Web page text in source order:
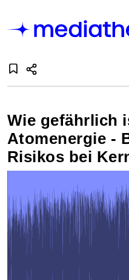
Wie gefährlich
Atomenergie -
Risikos bei